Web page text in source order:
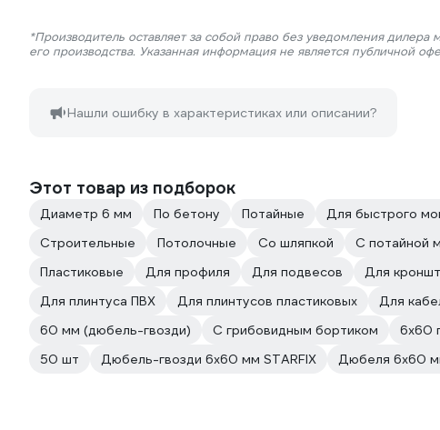
*Производитель оставляет за собой право без уведомления
его производства. Указанная информация не является публичной
Нашли ошибку в характеристиках или описании?
Этот товар из подборок
Диаметр 6 мм По бетону Потайные Для быстрого
Строительные
Потолочные Со шляпкой С потайной
Пластиковые
Для профиля Для подвесов Для
Для плинтуса ПВХ
Для плинтусов пластиковых Для
60 мм (дюбель-гвозди)
С грибовидным бортиком 6х60
50 шт
Дюбель-гвозди 6х60 мм STARFIX Дюбеля 6х60